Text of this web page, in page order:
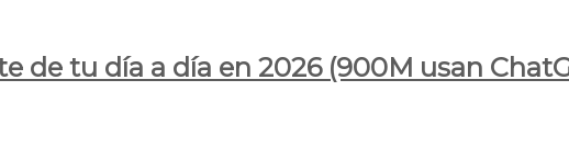
de tu día a día en 2026 (900M usan